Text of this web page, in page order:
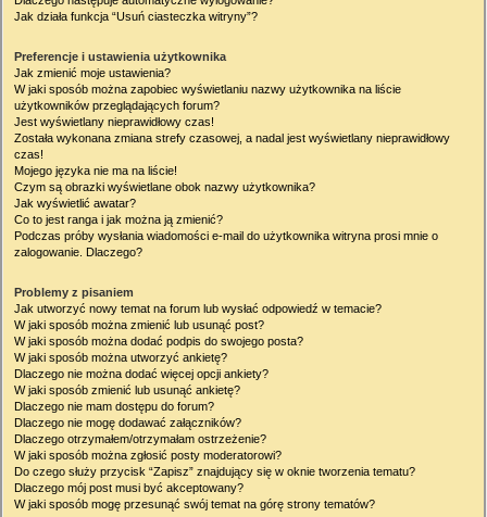
Jak działa funkcja “Usuń ciasteczka witryny”?
Preferencje i ustawienia użytkownika
Jak zmienić moje ustawienia?
W jaki sposób można zapobiec wyświetlaniu nazwy użytkownika na liście
użytkowników przeglądających forum?
Jest wyświetlany nieprawidłowy czas!
Została wykonana zmiana strefy czasowej, a nadal jest wyświetlany nieprawidłowy
czas!
Mojego języka nie ma na liście!
Czym są obrazki wyświetlane obok nazwy użytkownika?
Jak wyświetlić awatar?
Co to jest ranga i jak można ją zmienić?
Podczas próby wysłania wiadomości e-mail do użytkownika witryna prosi mnie o
zalogowanie. Dlaczego?
Problemy z pisaniem
Jak utworzyć nowy temat na forum lub wysłać odpowiedź w temacie?
W jaki sposób można zmienić lub usunąć post?
W jaki sposób można dodać podpis do swojego posta?
W jaki sposób można utworzyć ankietę?
Dlaczego nie można dodać więcej opcji ankiety?
W jaki sposób zmienić lub usunąć ankietę?
Dlaczego nie mam dostępu do forum?
Dlaczego nie mogę dodawać załączników?
Dlaczego otrzymałem/otrzymałam ostrzeżenie?
W jaki sposób można zgłosić posty moderatorowi?
Do czego służy przycisk “Zapisz” znajdujący się w oknie tworzenia tematu?
Dlaczego mój post musi być akceptowany?
W jaki sposób mogę przesunąć swój temat na górę strony tematów?